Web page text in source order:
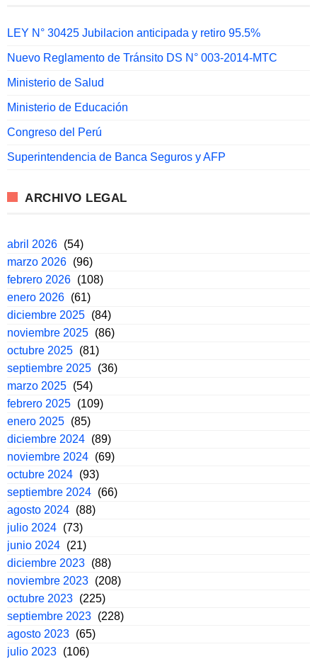
LEY N° 30425 Jubilacion anticipada y retiro 95.5%
Nuevo Reglamento de Tránsito DS N° 003-2014-MTC
Ministerio de Salud
Ministerio de Educación
Congreso del Perú
Superintendencia de Banca Seguros y AFP
ARCHIVO LEGAL
abril 2026 (54)
marzo 2026 (96)
febrero 2026 (108)
enero 2026 (61)
diciembre 2025 (84)
noviembre 2025 (86)
octubre 2025 (81)
septiembre 2025 (36)
marzo 2025 (54)
febrero 2025 (109)
enero 2025 (85)
diciembre 2024 (89)
noviembre 2024 (69)
octubre 2024 (93)
septiembre 2024 (66)
agosto 2024 (88)
julio 2024 (73)
junio 2024 (21)
diciembre 2023 (88)
noviembre 2023 (208)
octubre 2023 (225)
septiembre 2023 (228)
agosto 2023 (65)
julio 2023 (106)